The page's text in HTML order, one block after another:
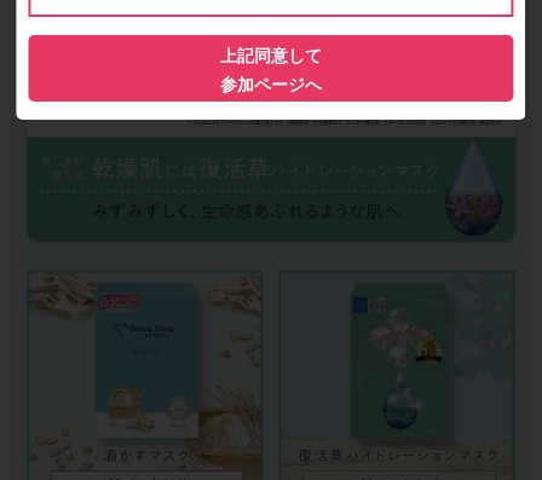
上記同意して
参加ページへ